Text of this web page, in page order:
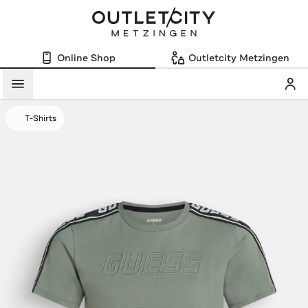
Online Shop Outletcity Metzingen
Menü
T-Shirts